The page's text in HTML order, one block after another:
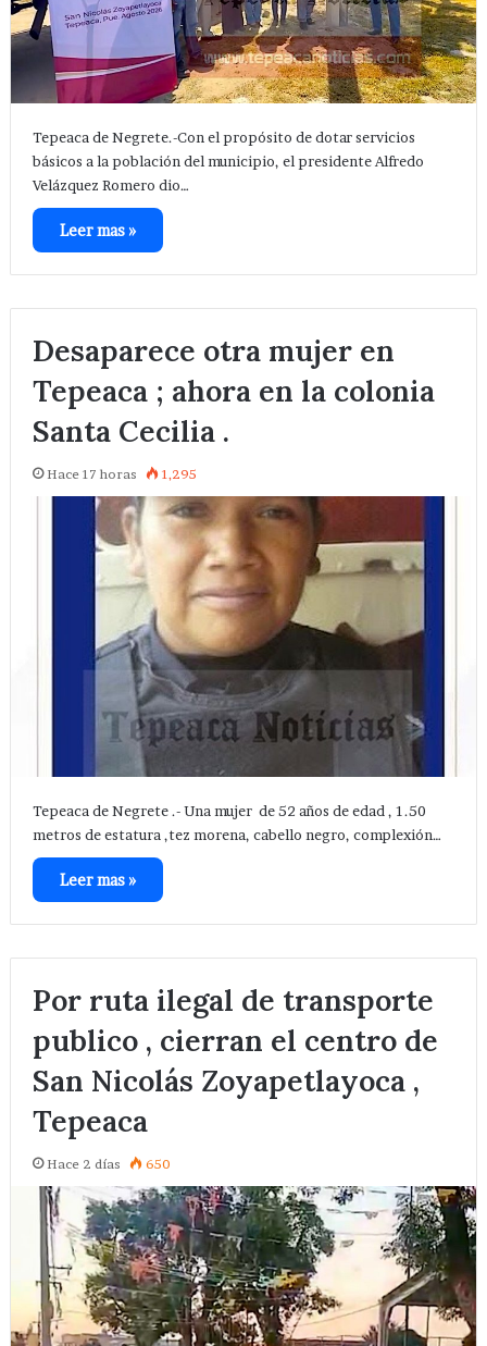
Tepeaca de Negrete.-Con el propósito de dotar servicios
básicos a la población del municipio, el presidente Alfredo
Velázquez Romero dio…
Leer mas »
Desaparece otra mujer en
Tepeaca ; ahora en la colonia
Santa Cecilia .
Hace 17 horas 1,295
Tepeaca de Negrete .- Una mujer de 52 años de edad , 1.50
metros de estatura ,tez morena, cabello negro, complexión…
Leer mas »
Por ruta ilegal de transporte
publico , cierran el centro de
San Nicolás Zoyapetlayoca ,
Tepeaca
Hace 2 días 650